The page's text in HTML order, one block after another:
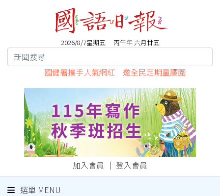
2026/8/7星期五 丙午年 六月廿五
國健署攜手人氣網紅 邀全民定期量腰圍
加入會員 ｜ 登入會員
選單 MENU